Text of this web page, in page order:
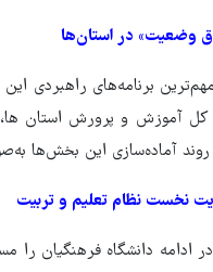
وضعیت» در استان‌ها
برنامه‌های راهبردی
آموزش و پرورش استان ها،
آماده‌سازی این بخش‌ها
نخست نظام تعلیم و تربیت
ادامه دانشگاه فرهنگیان